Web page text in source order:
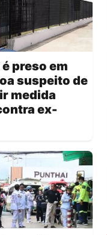
preso em
suspeito de
medida
ex-